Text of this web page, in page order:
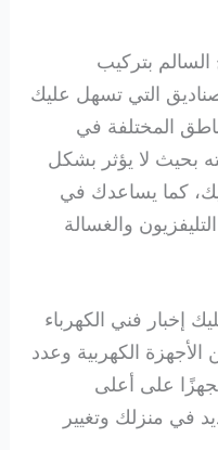
بتركيب
التي تسهل عليك
المختلفة في
بحيث لا يؤثر بشكل
كما يساعدك في
والغسالة
إخبار فني الكهرباء
الأجهزة الكهربية وعدد
على أعلى
في منزلك وتغيير